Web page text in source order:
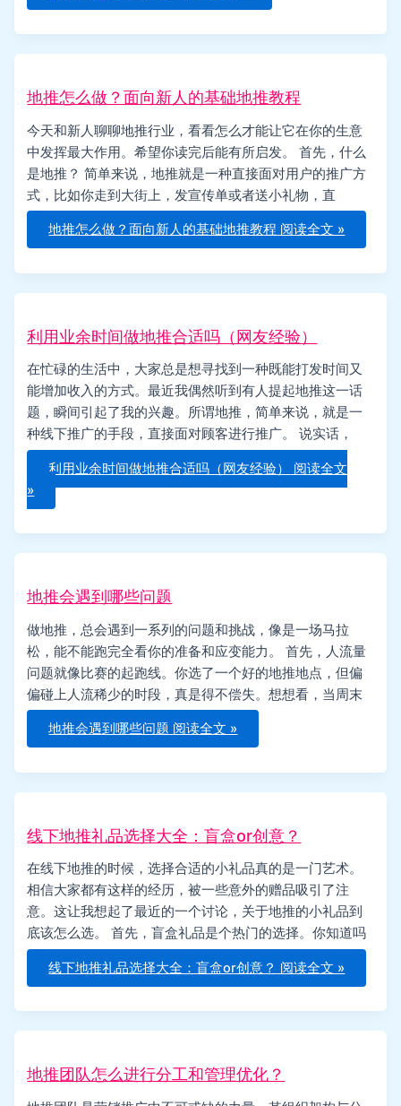
地推怎么做？面向新人的基础地推教程
今天和新人聊聊地推行业，看看怎么才能让它在你的生意
中发挥最大作用。希望你读完后能有所启发。 首先，什么
是地推？ 简单来说，地推就是一种直接面对用户的推广方
式，比如你走到大街上，发宣传单或者送小礼物，直
地推怎么做？面向新人的基础地推教程 阅读全文 »
利用业余时间做地推合适吗（网友经验）
在忙碌的生活中，大家总是想寻找到一种既能打发时间又
能增加收入的方式。最近我偶然听到有人提起地推这一话
题，瞬间引起了我的兴趣。所谓地推，简单来说，就是一
种线下推广的手段，直接面对顾客进行推广。 说实话，
利用业余时间做地推合适吗（网友经验）
阅读全文
»
地推会遇到哪些问题
做地推，总会遇到一系列的问题和挑战，像是一场马拉
松，能不能跑完全看你的准备和应变能力。 首先，人流量
问题就像比赛的起跑线。你选了一个好的地推地点，但偏
偏碰上人流稀少的时段，真是得不偿失。想想看，当周末
地推会遇到哪些问题 阅读全文 »
线下地推礼品选择大全：盲盒or创意？
在线下地推的时候，选择合适的小礼品真的是一门艺术。
相信大家都有这样的经历，被一些意外的赠品吸引了注
意。这让我想起了最近的一个讨论，关于地推的小礼品到
底该怎么选。 首先，盲盒礼品是个热门的选择。你知道吗
线下地推礼品选择大全：盲盒or创意？ 阅读全文 »
地推团队怎么进行分工和管理优化？